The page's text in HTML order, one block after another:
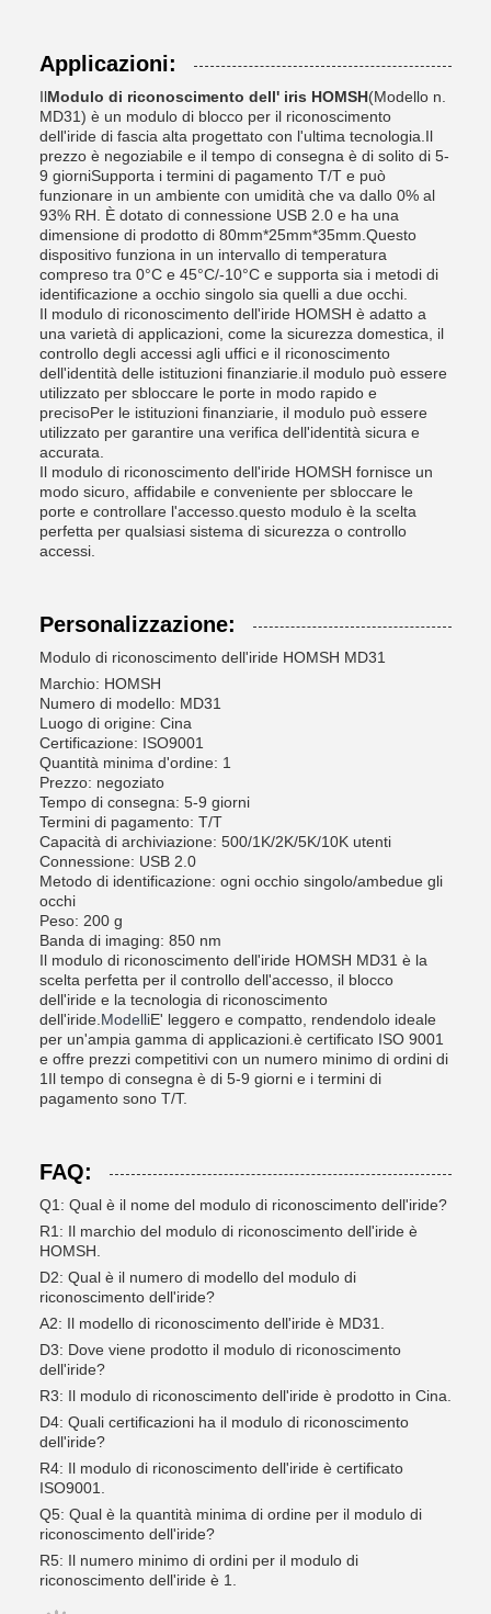
Applicazioni:
IlModulo di riconoscimento dell' iris HOMSH(Modello n.
MD31) è un modulo di blocco per il riconoscimento
dell'iride di fascia alta progettato con l'ultima tecnologia.Il
prezzo è negoziabile e il tempo di consegna è di solito di 5-
9 giorniSupporta i termini di pagamento T/T e può
funzionare in un ambiente con umidità che va dallo 0% al
93% RH. È dotato di connessione USB 2.0 e ha una
dimensione di prodotto di 80mm*25mm*35mm.Questo
dispositivo funziona in un intervallo di temperatura
compreso tra 0°C e 45°C/-10°C e supporta sia i metodi di
identificazione a occhio singolo sia quelli a due occhi.
Il modulo di riconoscimento dell'iride HOMSH è adatto a
una varietà di applicazioni, come la sicurezza domestica, il
controllo degli accessi agli uffici e il riconoscimento
dell'identità delle istituzioni finanziarie.il modulo può essere
utilizzato per sbloccare le porte in modo rapido e
precisoPer le istituzioni finanziarie, il modulo può essere
utilizzato per garantire una verifica dell'identità sicura e
accurata.
Il modulo di riconoscimento dell'iride HOMSH fornisce un
modo sicuro, affidabile e conveniente per sbloccare le
porte e controllare l'accesso.questo modulo è la scelta
perfetta per qualsiasi sistema di sicurezza o controllo
accessi.
Personalizzazione:
Modulo di riconoscimento dell'iride HOMSH MD31
Marchio: HOMSH
Numero di modello: MD31
Luogo di origine: Cina
Certificazione: ISO9001
Quantità minima d'ordine: 1
Prezzo: negoziato
Tempo di consegna: 5-9 giorni
Termini di pagamento: T/T
Capacità di archiviazione: 500/1K/2K/5K/10K utenti
Connessione: USB 2.0
Metodo di identificazione: ogni occhio singolo/ambedue gli
occhi
Peso: 200 g
Banda di imaging: 850 nm
Il modulo di riconoscimento dell'iride HOMSH MD31 è la
scelta perfetta per il controllo dell'accesso, il blocco
dell'iride e la tecnologia di riconoscimento
dell'iride. ModelliE' leggero e compatto, rendendolo ideale
per un'ampia gamma di applicazioni.è certificato ISO 9001
e offre prezzi competitivi con un numero minimo di ordini di
1Il tempo di consegna è di 5-9 giorni e i termini di
pagamento sono T/T.
FAQ:
Q1: Qual è il nome del modulo di riconoscimento dell'iride?
R1: Il marchio del modulo di riconoscimento dell'iride è
HOMSH.
D2: Qual è il numero di modello del modulo di
riconoscimento dell'iride?
A2: Il modello di riconoscimento dell'iride è MD31.
D3: Dove viene prodotto il modulo di riconoscimento
dell'iride?
R3: Il modulo di riconoscimento dell'iride è prodotto in Cina.
D4: Quali certificazioni ha il modulo di riconoscimento
dell'iride?
R4: Il modulo di riconoscimento dell'iride è certificato
ISO9001.
Q5: Qual è la quantità minima di ordine per il modulo di
riconoscimento dell'iride?
R5: Il numero minimo di ordini per il modulo di
riconoscimento dell'iride è 1.